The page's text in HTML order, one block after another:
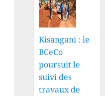
Kisangani : le
BCeCo
poursuit le
suivi des
travaux de